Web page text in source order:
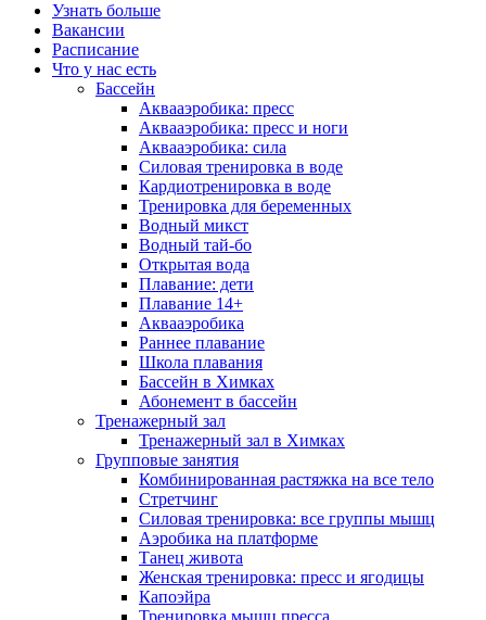
Узнать больше
Вакансии
Расписание
Что у нас есть
Бассейн
Аквааэробика: пресс
Аквааэробика: пресс и ноги
Аквааэробика: сила
Силовая тренировка в воде
Кардиотренировка в воде
Тренировка для беременных
Водный микст
Водный тай-бо
Открытая вода
Плавание: дети
Плавание 14+
Аквааэробика
Раннее плавание
Школа плавания
Бассейн в Химках
Абонемент в бассейн
Тренажерный зал
Тренажерный зал в Химках
Групповые занятия
Комбинированная растяжка на все тело
Стретчинг
Силовая тренировка: все группы мышц
Аэробика на платформе
Танец живота
Женская тренировка: пресс и ягодицы
Капоэйра